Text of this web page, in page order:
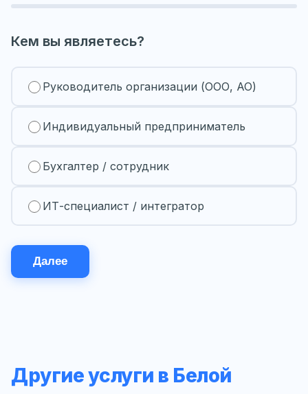
Кем вы являетесь?
Руководитель организации (ООО, АО)
Индивидуальный предприниматель
Бухгалтер / сотрудник
ИТ-специалист / интегратор
Далее
Другие услуги в Белой